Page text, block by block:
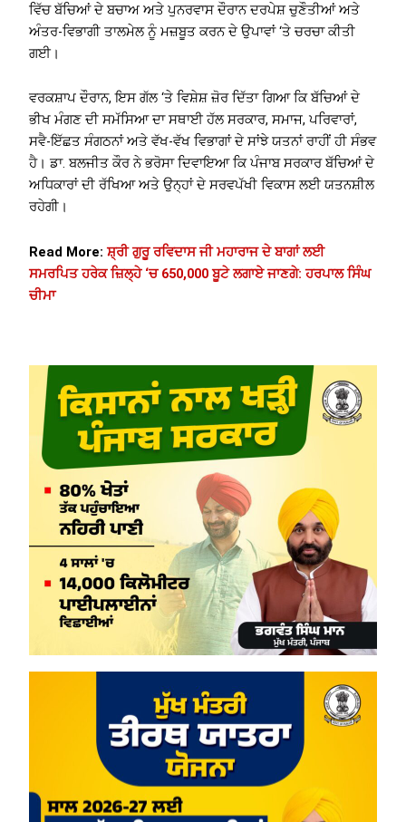
ਵਿੱਚ ਬੱਚਿਆਂ ਦੇ ਬਚਾਅ ਅਤੇ ਪੁਨਰਵਾਸ ਦੌਰਾਨ ਦਰਪੇਸ਼ ਚੁਣੌਤੀਆਂ ਅਤੇ
ਅੰਤਰ-ਵਿਭਾਗੀ ਤਾਲਮੇਲ ਨੂੰ ਮਜ਼ਬੂਤ ​​ਕਰਨ ਦੇ ਉਪਾਵਾਂ ‘ਤੇ ਚਰਚਾ ਕੀਤੀ
ਗਈ।
ਵਰਕਸ਼ਾਪ ਦੌਰਾਨ, ਇਸ ਗੱਲ ‘ਤੇ ਵਿਸ਼ੇਸ਼ ਜ਼ੋਰ ਦਿੱਤਾ ਗਿਆ ਕਿ ਬੱਚਿਆਂ ਦੇ
ਭੀਖ ਮੰਗਣ ਦੀ ਸਮੱਸਿਆ ਦਾ ਸਥਾਈ ਹੱਲ ਸਰਕਾਰ, ਸਮਾਜ, ਪਰਿਵਾਰਾਂ,
ਸਵੈ-ਇੱਛਤ ਸੰਗਠਨਾਂ ਅਤੇ ਵੱਖ-ਵੱਖ ਵਿਭਾਗਾਂ ਦੇ ਸਾਂਝੇ ਯਤਨਾਂ ਰਾਹੀਂ ਹੀ ਸੰਭਵ
ਹੈ। ਡਾ. ਬਲਜੀਤ ਕੌਰ ਨੇ ਭਰੋਸਾ ਦਿਵਾਇਆ ਕਿ ਪੰਜਾਬ ਸਰਕਾਰ ਬੱਚਿਆਂ ਦੇ
ਅਧਿਕਾਰਾਂ ਦੀ ਰੱਖਿਆ ਅਤੇ ਉਨ੍ਹਾਂ ਦੇ ਸਰਵਪੱਖੀ ਵਿਕਾਸ ਲਈ ਯਤਨਸ਼ੀਲ
ਰਹੇਗੀ।
Read More:ਸ਼੍ਰੀ ਗੁਰੂ ਰਵਿਦਾਸ ਜੀ ਮਹਾਰਾਜ ਦੇ ਬਾਗਾਂ ਲਈ
ਸਮਰਪਿਤ ਹਰੇਕ ਜ਼ਿਲ੍ਹੇ ‘ਚ 650,000 ਬੂਟੇ ਲਗਾਏ ਜਾਣਗੇ: ਹਰਪਾਲ ਸਿੰਘ
ਚੀਮਾ